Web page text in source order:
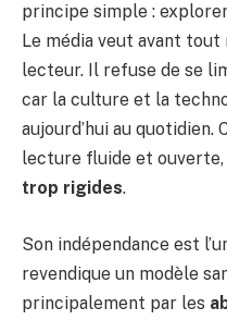
principe simple :
Le média veut avant
lecteur. Il refuse de se
car la culture et la
aujourd’hui au quotidien.
lecture fluide et ouverte,
trop rigides.
Son indépendance est
revendique un modèle
principalement par les